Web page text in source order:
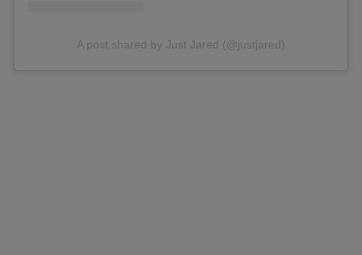
A post shared by Just Jared (@justjared)